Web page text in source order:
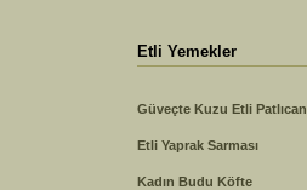
Etli Yemekler
Güveçte Kuzu Etli Patlıcan
Etli Yaprak Sarması
Kadın Budu Köfte